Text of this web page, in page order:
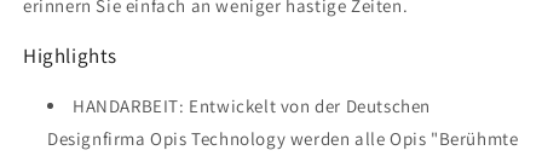
erinnern Sie einfach an weniger hastige Zeiten.
Highlights
HANDARBEIT: Entwickelt von der Deutschen
Designfirma Opis Technology werden alle Opis "Berühmte